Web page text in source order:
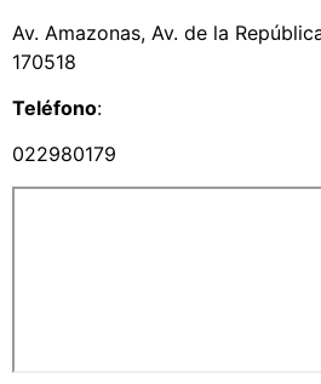
Av. Amazonas, Av. de la
170518
Teléfono:
022980179